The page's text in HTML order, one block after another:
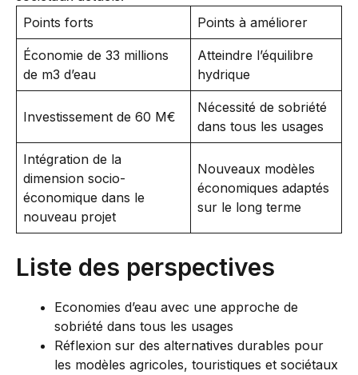
Points forts Points à améliorer
Économie de 33 millions
de m3 d’eau
Atteindre l’équilibre
hydrique
Investissement de 60 M€
Nécessité de sobriété
dans tous les usages
Intégration de la
dimension socio-
économique dans le
nouveau projet
Nouveaux modèles
économiques adaptés
sur le long terme
Liste des perspectives
Economies d’eau avec une approche de
sobriété dans tous les usages
Réflexion sur des alternatives durables pour
les modèles agricoles, touristiques et sociétaux